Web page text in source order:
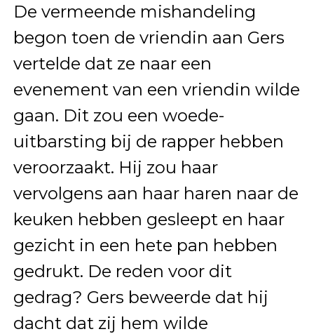
De vermeende mishandeling
begon toen de vriendin aan Gers
vertelde dat ze naar een
evenement van een vriendin wilde
gaan. Dit zou een woede-
uitbarsting bij de rapper hebben
veroorzaakt. Hij zou haar
vervolgens aan haar haren naar de
keuken hebben gesleept en haar
gezicht in een hete pan hebben
gedrukt. De reden voor dit
gedrag? Gers beweerde dat hij
dacht dat zij hem wilde